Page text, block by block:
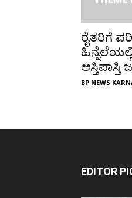
ರೈತರಿಗೆ
ಆಸ್ತಿಪಾಸ್ತಿ
BP NEWS
EDITOR